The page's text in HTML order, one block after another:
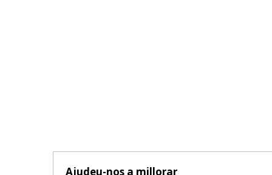
Ajudeu-nos a millorar